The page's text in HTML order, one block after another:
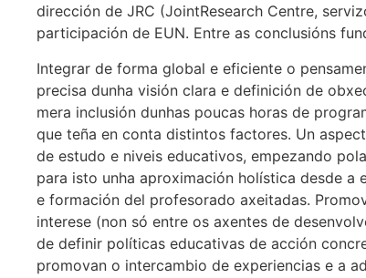
dirección de JRC (JointResearch Centre,
participación de EUN. Entre as conclusións
Integrar de forma global e eficiente o
precisa dunha visión clara e definición de
mera inclusión dunhas poucas horas de
que teña en conta distintos factores. Un
de estudo e niveis educativos, empezando
para isto unha aproximación holística desde
e formación del profesorado axeitadas.
interese (non só entre os axentes de
de definir políticas educativas de acción
promovan o intercambio de experiencias e a